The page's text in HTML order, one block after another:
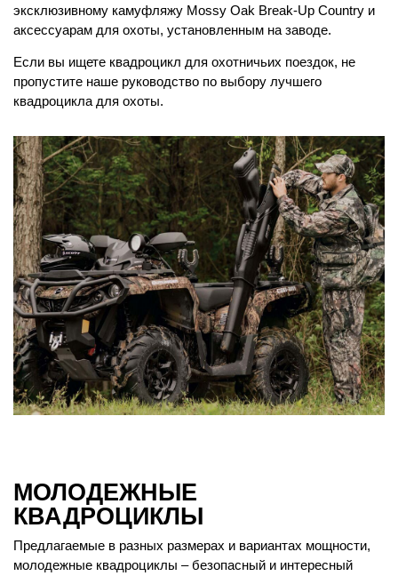
эксклюзивному камуфляжу Mossy Oak Break-Up Country и
аксессуарам для охоты, установленным на заводе.
Если вы ищете квадроцикл для охотничьих поездок, не
пропустите наше руководство по выбору лучшего
квадроцикла для охоты.
МОЛОДЕЖНЫЕ
КВАДРОЦИКЛЫ
Предлагаемые в разных размерах и вариантах мощности,
молодежные квадроциклы – безопасный и интересный